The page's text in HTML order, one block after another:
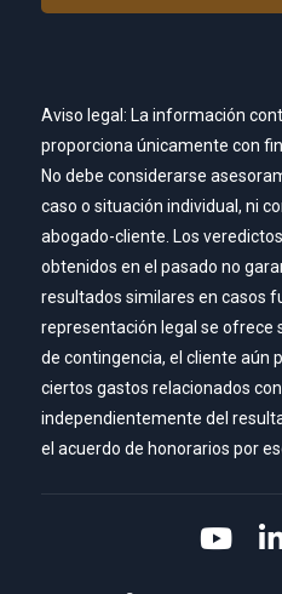
Aviso legal: La información
proporciona únicamente con
No debe considerarse
caso o situación individual, ni
abogado-cliente. Los
obtenidos en el pasado no
resultados similares en casos
representación legal se ofrece
de contingencia, el cliente aún
ciertos gastos relacionados
independientemente del
el acuerdo de honorarios por
Link